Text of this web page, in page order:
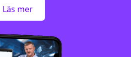
Läs mer